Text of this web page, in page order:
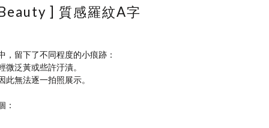
] 質感羅紋A字
，留下了不同程度的小痕跡：
泛黃或些許汙漬。
無法逐一拍照展示。
：